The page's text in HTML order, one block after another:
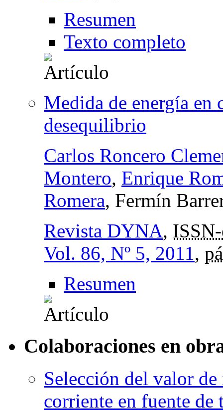
Resumen
Texto completo
Medida de energía en
desequilibrio
Carlos Roncero
Montero, Enrique
Romera, Fermín
Revista DYNA,
Vol. 86, Nº 5, 2011,
Resumen
Colaboraciones en
Selección del valor
corriente en fuente de